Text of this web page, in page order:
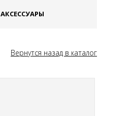
АКСЕССУАРЫ
Вернутся назад в каталог